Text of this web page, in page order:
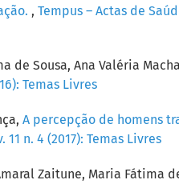
, Tempus – Actas de
de Sousa, Ana Valéria
Temas Livres
A percepção de homens
n. 4 (2017): Temas Livres
Zaitune, Maria Fátima